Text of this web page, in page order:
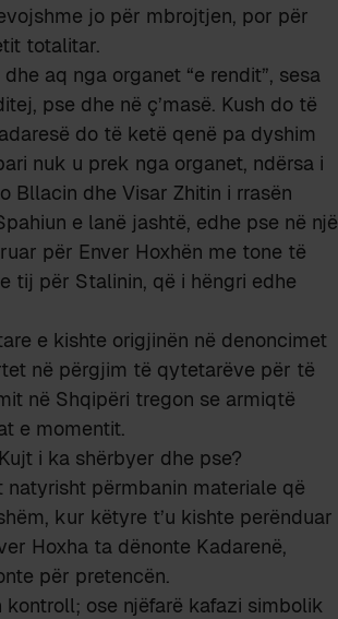
jo për mbrojtjen, por për
totalitar.
aq nga organet “e rendit”, sesa
pse dhe në ç’masë. Kush do të
do të ketë qenë pa dyshim
nuk u prek nga organet, ndërsa i
Bllacin dhe Visar Zhitin i rrasën
e lanë jashtë, edhe pse në një
për Enver Hoxhën me tone të
tij për Stalinin, që i hëngri edhe
e kishte origjinën në denoncimet
në përgjim të qytetarëve për të
në Shqipëri tregon se armiqtë
e momentit.
i ka shërbyer dhe pse?
përmbanin materiale që
kur këtyre t’u kishte perënduar
Hoxha ta dënonte Kadarenë,
për pretencën.
ose njëfarë kafazi simbolik